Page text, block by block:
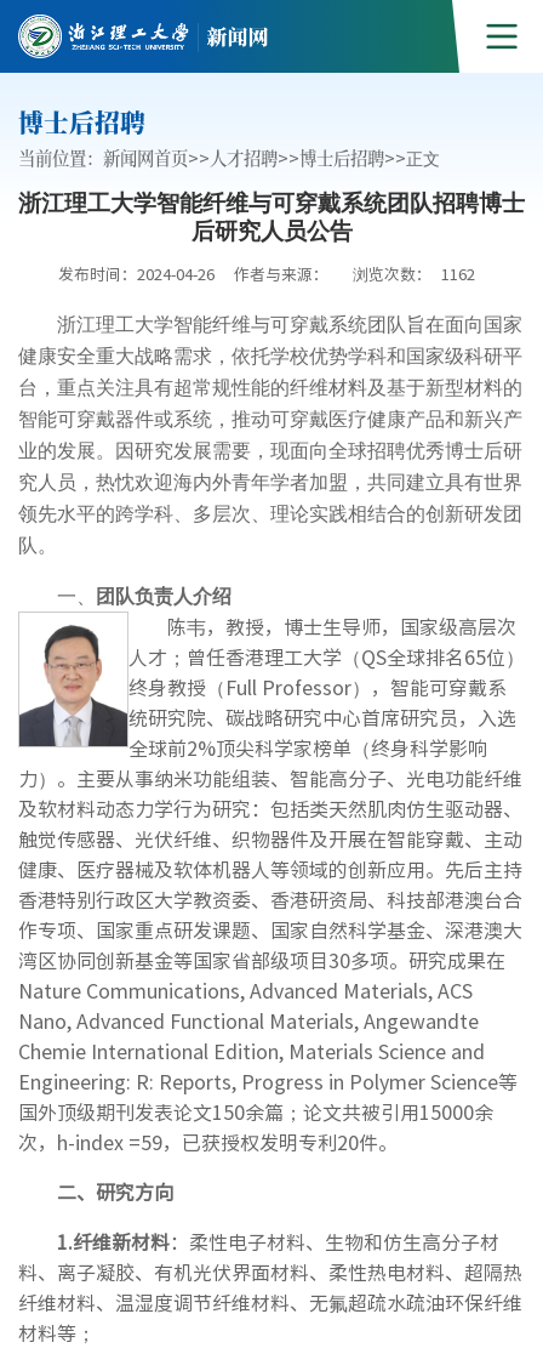
博士后招聘
当前位置： 新闻网首页>>人才招聘>>博士后招聘>>正文
浙江理工大学智能纤维与可穿戴系统团队招聘博士
后研究人员公告
发布时间：2024-04-26 作者与来源： 浏览次数： 1162
浙江理工大学智能纤维与可穿戴系统团队旨在面向国家
健康安全重大战略需求，依托学校优势学科和国家级科研平
台，重点关注具有超常规性能的纤维材料及基于新型材料的
智能可穿戴器件或系统，推动可穿戴医疗健康产品和新兴产
业的发展。因研究发展需要，现面向全球招聘优秀博士后研
究人员，热忱欢迎海内外青年学者加盟，共同建立具有世界
领先水平的跨学科、多层次、理论实践相结合的创新研发团
队。
一、 团队负责人介绍
陈韦，教授，博士生导师，国家级高层次
人才；曾任香港理工大学（QS全球排名65位）
终身教授（Full Professor），智能可穿戴系
统研究院、碳战略研究中心首席研究员，入选
全球前2%顶尖科学家榜单（终身科学影响
力）。主要从事纳米功能组装、智能高分子、光电功能纤维
及软材料动态力学行为研究：包括类天然肌肉仿生驱动器、
触觉传感器、光伏纤维、织物器件及开展在智能穿戴、主动
健康、医疗器械及软体机器人等领域的创新应用。先后主持
香港特别行政区大学教资委、香港研资局、科技部港澳台合
作专项、国家重点研发课题、国家自然科学基金、深港澳大
湾区协同创新基金等国家省部级项目30多项。研究成果在
Nature Communications, Advanced Materials, ACS
Nano, Advanced Functional Materials, Angewandte
Chemie International Edition, Materials Science and
Engineering: R: Reports, Progress in Polymer Science等
国外顶级期刊发表论文150余篇；论文共被引用15000余
次，h-index =59，已获授权发明专利20件。
二、研究方向
1.纤维新材料：柔性电子材料、生物和仿生高分子材
料、离子凝胶、有机光伏界面材料、 柔性热电材料、超隔热
纤维材料、温湿度调节纤维材料、无氟超疏水疏油环保纤维
材料等；